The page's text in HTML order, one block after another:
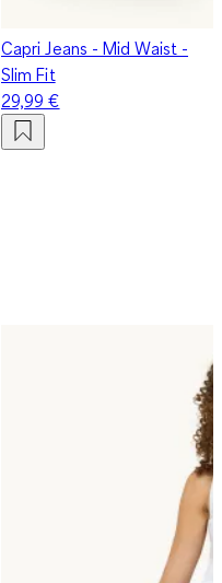
Capri Jeans - Mid Waist -
Slim Fit
29,99 €